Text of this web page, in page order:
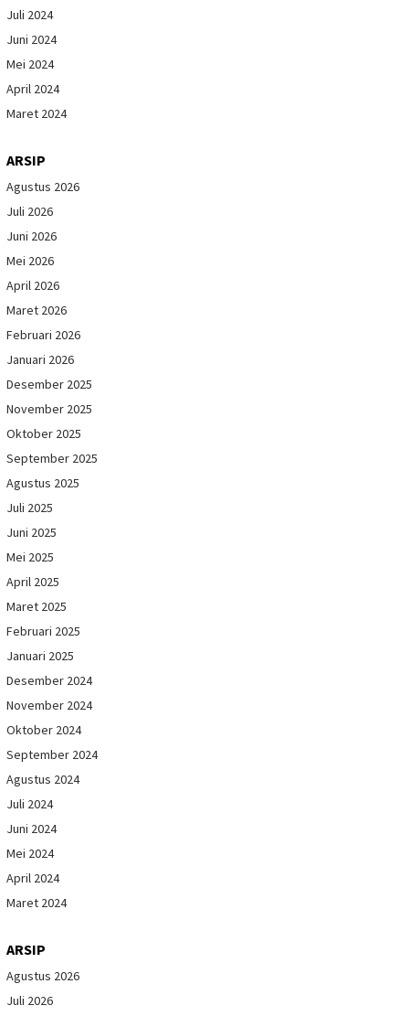
Juli 2024
Juni 2024
Mei 2024
April 2024
Maret 2024
ARSIP
Agustus 2026
Juli 2026
Juni 2026
Mei 2026
April 2026
Maret 2026
Februari 2026
Januari 2026
Desember 2025
November 2025
Oktober 2025
September 2025
Agustus 2025
Juli 2025
Juni 2025
Mei 2025
April 2025
Maret 2025
Februari 2025
Januari 2025
Desember 2024
November 2024
Oktober 2024
September 2024
Agustus 2024
Juli 2024
Juni 2024
Mei 2024
April 2024
Maret 2024
ARSIP
Agustus 2026
Juli 2026